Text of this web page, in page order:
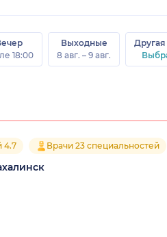
18:00
Выходные
8 авг. – 9 авг.
Другая
4.7 Врачи 23 специальностей